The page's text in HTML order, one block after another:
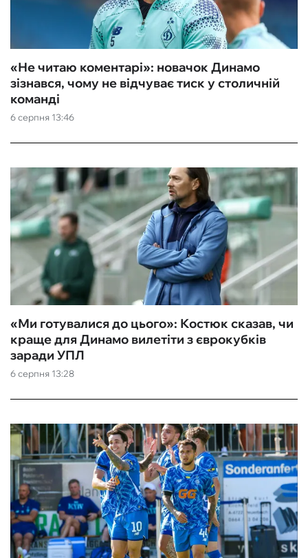
6 серпня 13:46
«Не читаю коментарі»: новачок Динамо
зізнався, чому не відчуває тиск у столичній
команді
6 серпня 13:28
«Ми готувалися до цього»: Костюк сказав, чи
краще для Динамо вилетіти з єврокубків
заради УПЛ